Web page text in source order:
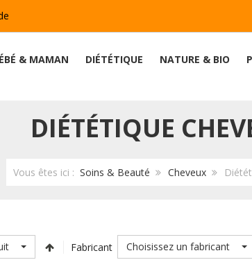
& MAMAN DIÉTÉTIQUE NATURE & BIO
DIÉTÉTIQUE
Vous êtes ici : Soins & Beauté Cheveux
Fabricant Choisissez un fabricant